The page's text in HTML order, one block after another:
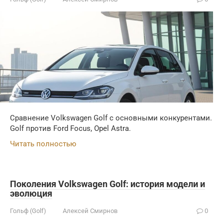
Сравнение Volkswagen Golf с основными конкурентами.
Golf против Ford Focus, Opel Astra.
Читать полностью
Поколения Volkswagen Golf: история модели и
эволюция
Гольф (Golf) Алексей Смирнов 0